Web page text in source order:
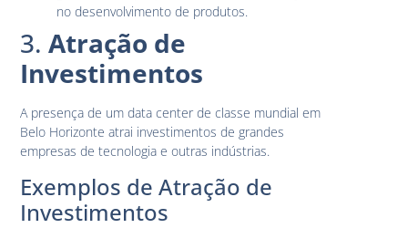
no desenvolvimento de produtos.
3.Atração de
Investimentos
A presença de um data center de classe mundial em
Belo Horizonte atrai investimentos de grandes
empresas de tecnologia e outras indústrias.
Exemplos de Atração de
Investimentos